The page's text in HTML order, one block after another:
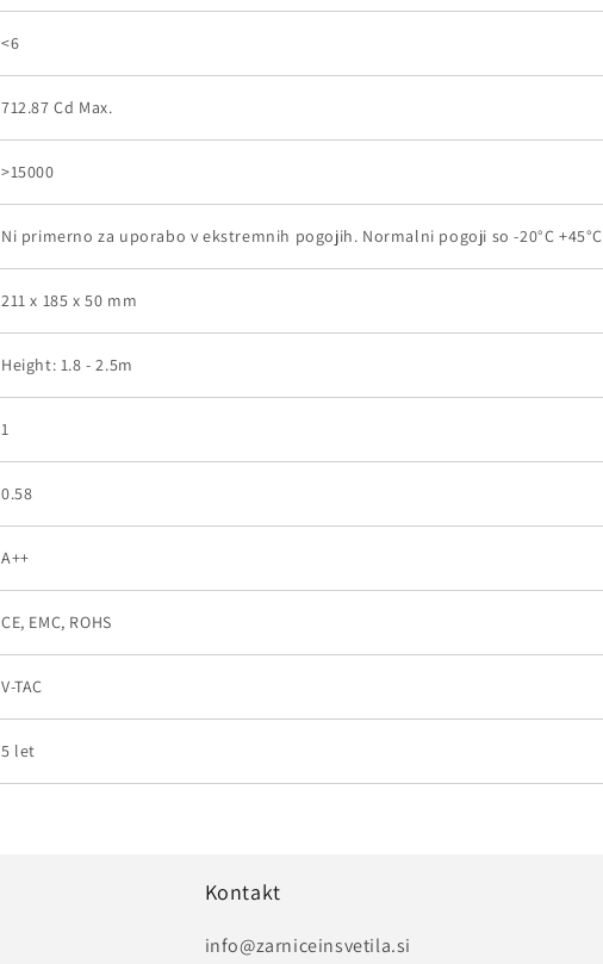
<6
712.87 Cd Max.
>15000
Ni primerno za uporabo v ekstremnih pogojih. Normalni pogoji so -20°C +45°C
211 x 185 x 50 mm
Height: 1.8 - 2.5m
1
0.58
A++
CE, EMC, ROHS
V-TAC
5 let
Kontakt
info@zarniceinsvetila.si